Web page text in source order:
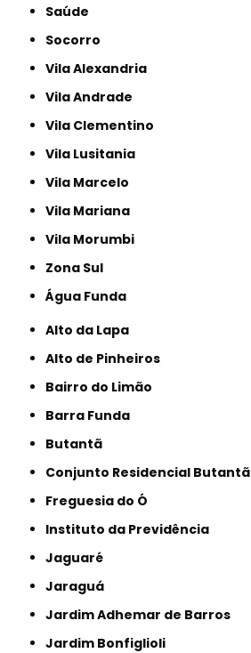
Saúde
Socorro
Vila Alexandria
Vila Andrade
Vila Clementino
Vila Lusitania
Vila Marcelo
Vila Mariana
Vila Morumbi
Zona Sul
Água Funda
Alto da Lapa
Alto de Pinheiros
Bairro do Limão
Barra Funda
Butantã
Conjunto Residencial Butantã
Freguesia do Ó
Instituto da Previdência
Jaguaré
Jaraguá
Jardim Adhemar de Barros
Jardim Bonfiglioli